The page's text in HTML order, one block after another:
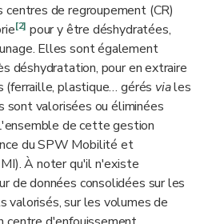
de regroupement (CR)
[2] pour y être déshydratées,
Elles sont également
déshydratation, pour en extraire
(ferraille, plastique… gérés viales
sont valorisées ou éliminées
de cette gestion
du SPW Mobilité et
À noter qu'il n'existe
de données consolidées sur les
valorisés, sur les volumes de